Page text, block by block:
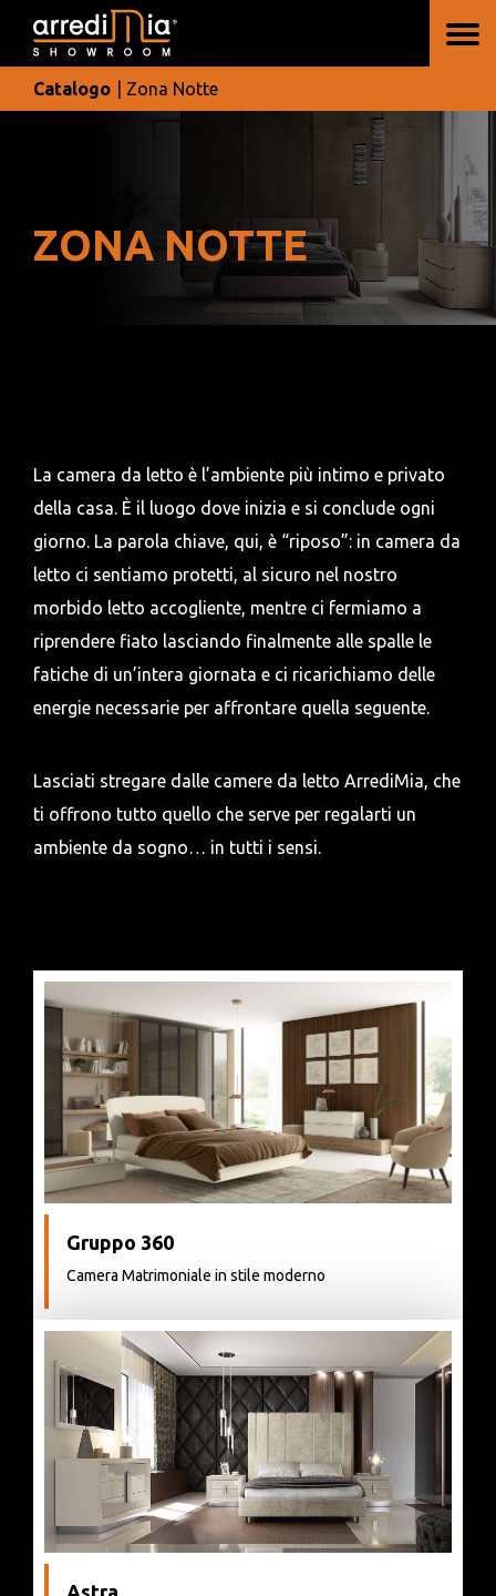
Catalogo | Zona Notte
ZONA NOTTE
La camera da letto è l’ambiente più intimo e privato
della casa. È il luogo dove inizia e si conclude ogni
giorno. La parola chiave, qui, è “riposo”: in camera da
letto ci sentiamo protetti, al sicuro nel nostro
morbido letto accogliente, mentre ci fermiamo a
riprendere fiato lasciando finalmente alle spalle le
fatiche di un’intera giornata e ci ricarichiamo delle
energie necessarie per affrontare quella seguente.
Lasciati stregare dalle camere da letto ArrediMia, che
ti offrono tutto quello che serve per regalarti un
ambiente da sogno… in tutti i sensi.
Gruppo 360
Camera Matrimoniale in stile moderno
Astra